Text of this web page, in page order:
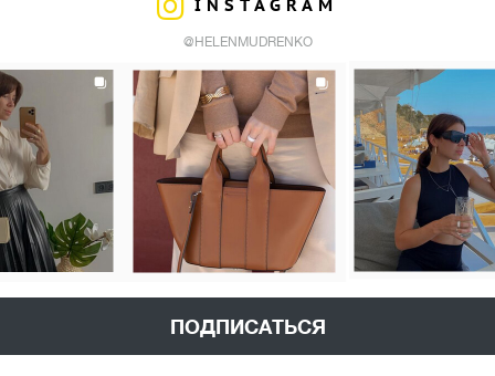
INSTAGRAM
@HELENMUDRENKO
ПОДПИСАТЬСЯ